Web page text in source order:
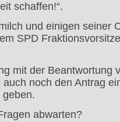
schaffen!“.
und einigen seiner
SPD
mit der Beantwortung
noch den Antrag
geben.
abwarten?